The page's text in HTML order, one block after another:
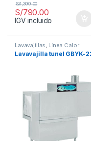
S/790.00
S/1,399.00
IGV incluido
Lavavajillas Línea Calor
Lavavajilla tunel GBYK-